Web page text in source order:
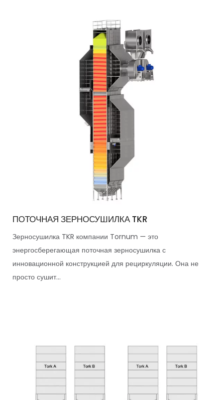
ПОТОЧНАЯ ЗЕРНОСУШИЛКА TKR
Зерносушилка TKR компании Tornum — это
энергосберегающая поточная зерносушилка с
инновационной конструкцией для рециркуляции. Она не
просто сушит...